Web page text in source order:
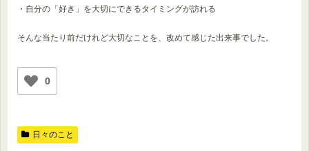
・自分の「好き」を大切にできるタイミングが訪れる
そんな当たり前だけれど大切なことを、改めて感じた出来事でした。
0
日々のこと